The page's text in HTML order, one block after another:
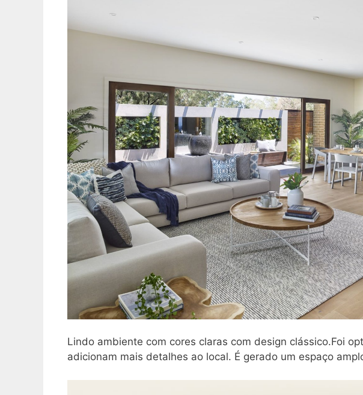
Lindo ambiente com cores claras com design clássico.Foi
adicionam mais detalhes ao local. É gerado um espaço